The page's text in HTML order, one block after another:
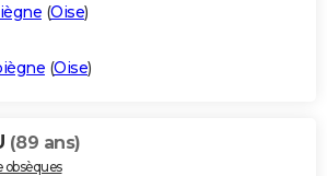
(Oise)
(Oise)
(89 ans)